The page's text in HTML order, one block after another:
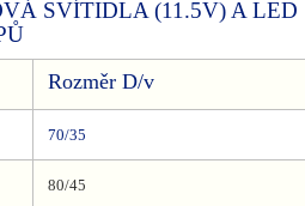
SVÍTIDLA (11.5V) A LED
Rozměr D/v
70/35
80/45